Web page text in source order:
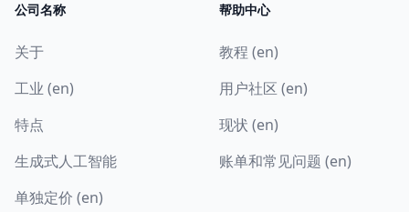
公司名称
关于
工业 (en)
特点
生成式人工智能
单独定价 (en)
帮助中心
教程 (en)
用户社区 (en)
现状 (en)
账单和常见问题 (en)